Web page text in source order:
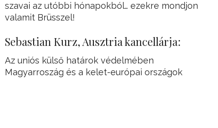
szavai az utóbbi hónapokból… ezekre mondjon
valamit Brüsszel!
Sebastian Kurz, Ausztria kancellárja:
Az uniós külső határok védelmében
Magyarroszág és a kelet-európai országok